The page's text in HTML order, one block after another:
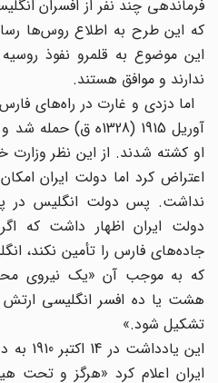
فرماندهی چند نفر از افسران
که این طرح به اطلاع روس‌ها
این موضوع به قلمرو نفوذ روسیه
ندارند و موافق هستند.
آوریل 1915 (1328ه‌ ق)
او کشته شدند. از این نظر وزارت
اعتراض کرد اما دولت ایران امکان
نداشت. پس دولت انگلیس در پی
دولت ایران اظهار داشت که
جاده‌های فارس را تأمین نکند،
که به موجب آن «یک نیروی محلی
هشت یا ده افسر انگلیسی ارتش
تشکیل شود.»
این
ایران اعلام کرد «هرگز و تحت